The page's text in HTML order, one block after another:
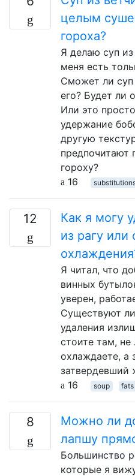
целым
гороха?
Я делаю суп
меня есть
Сможет ли суп
его? Будет ли
Или это
удержание
другую
предпочитают
гороху?
16
12
Как я могу
из рагу или
Я читал, что
винных
уверен,
Существуют
удаления
стоите там,
охлаждаете, а
затвердевший
16
soup fats
8
Можно ли
лапшу
Большинство
которые я